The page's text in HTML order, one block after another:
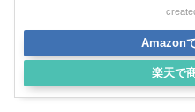
Amazon
楽天で